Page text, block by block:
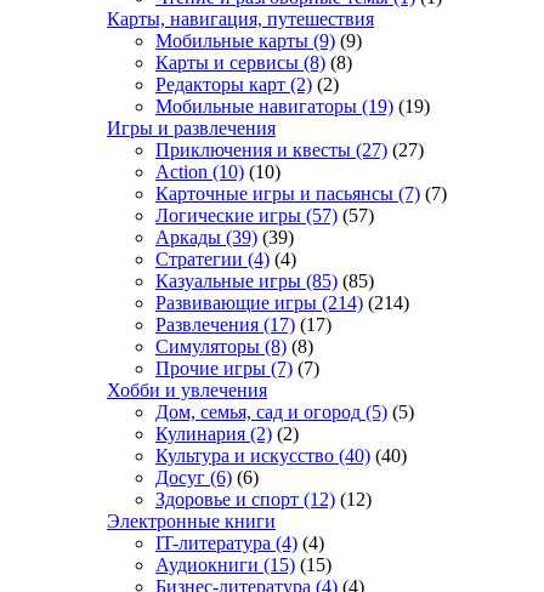
Карты, навигация, путешествия
Мобильные карты (9) (9)
Карты и сервисы (8) (8)
Редакторы карт (2) (2)
Мобильные навигаторы (19) (19)
Игры и развлечения
Приключения и квесты (27) (27)
Action (10) (10)
Карточные игры и пасьянсы (7) (7)
Логические игры (57) (57)
Аркады (39) (39)
Стратегии (4) (4)
Казуальные игры (85) (85)
Развивающие игры (214) (214)
Развлечения (17) (17)
Симуляторы (8) (8)
Прочие игры (7) (7)
Хобби и увлечения
Дом, семья, сад и огород (5) (5)
Кулинария (2) (2)
Культура и искусство (40) (40)
Досуг (6) (6)
Здоровье и спорт (12) (12)
Электронные книги
IT-литература (4) (4)
Аудиокниги (15) (15)
Бизнес-литература (4) (4)